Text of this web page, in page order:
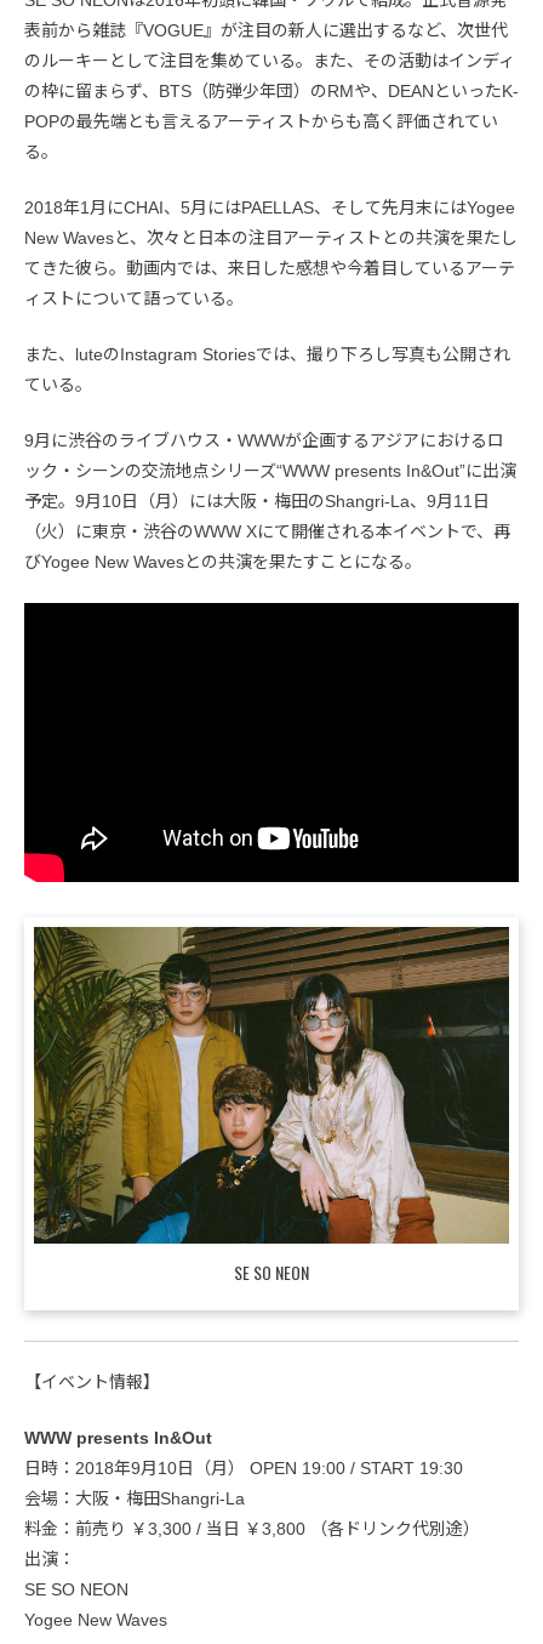
表前から雑誌『VOGUE』が注目の新人に選出するなど、次世代
のルーキーとして注目を集めている。また、その活動はインディ
の枠に留まらず、BTS（防弾少年団）のRMや、DEANといったK-
POPの最先端とも言えるアーティストからも高く評価されてい
る。
2018年1月にCHAI、5月にはPAELLAS、そして先月末にはYogee
New Wavesと、次々と日本の注目アーティストとの共演を果たし
てきた彼ら。動画内では、来日した感想や今着目しているアーテ
ィストについて語っている。
また、luteのInstagram Storiesでは、撮り下ろし写真も公開され
ている。
9月に渋谷のライブハウス・WWWが企画するアジアにおけるロ
ック・シーンの交流地点シリーズ“WWW presents In&Out”に出演
予定。9月10日（月）には大阪・梅田のShangri-La、9月11日
（火）に東京・渋谷のWWW Xにて開催される本イベントで、再
びYogee New Wavesとの共演を果たすことになる。
SE SO NEON
【イベント情報】
WWW presents In&Out
日時：2018年9月10日（月） OPEN 19:00 / START 19:30
会場：大阪・梅田Shangri-La
料金：前売り ￥3,300 / 当日 ￥3,800 （各ドリンク代別途）
出演：
SE SO NEON
Yogee New Waves